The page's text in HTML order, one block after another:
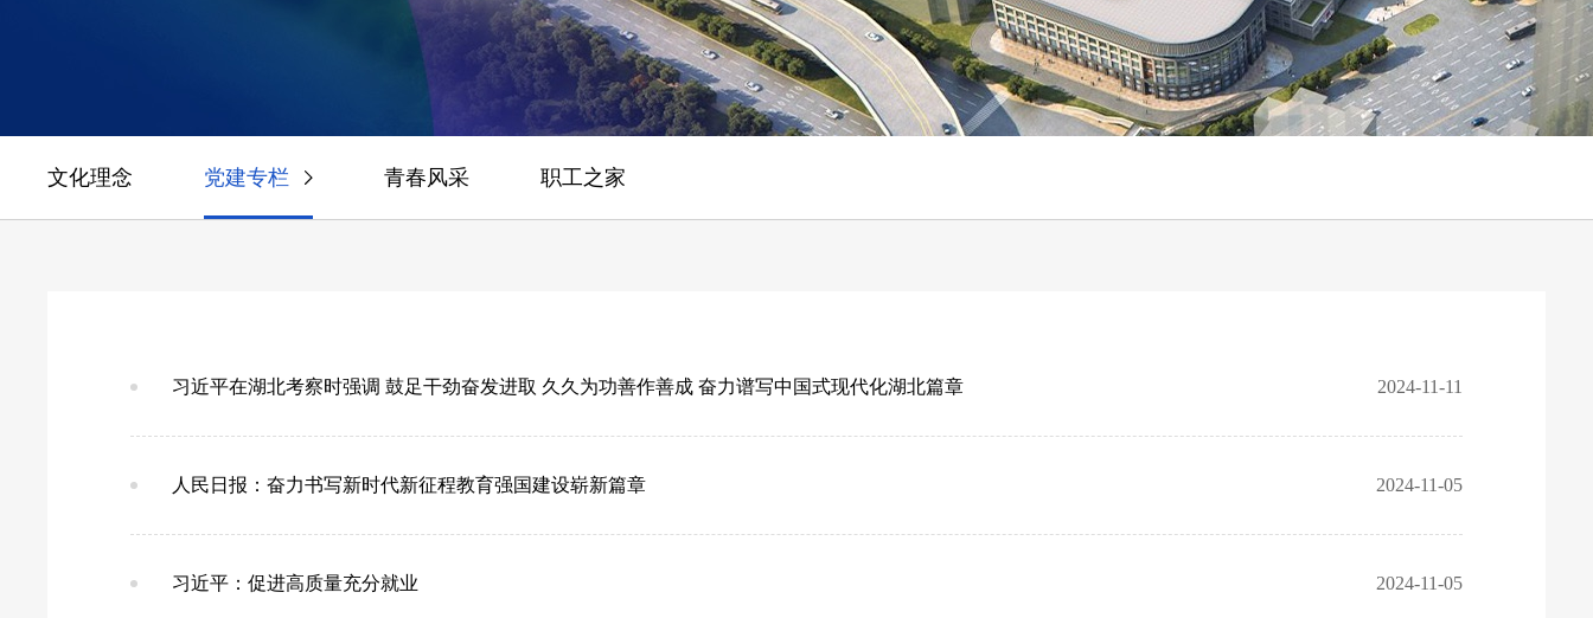
文化理念 党建专栏 青春风采 职工之家
习近平在湖北考察时强调 鼓足干劲奋发进取 久久为功善作善成 奋力谱写中国式现代化湖北篇章 2024-11-11
人民日报：奋力书写新时代新征程教育强国建设崭新篇章 2024-11-05
习近平：促进高质量充分就业 2024-11-05